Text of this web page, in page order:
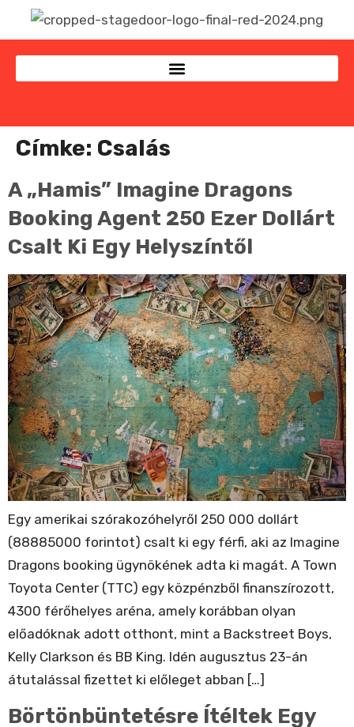
Címke: Csalás
A „hamis” Imagine Dragons
Booking Agent 250 Ezer Dollárt
Csalt Ki Egy Helyszíntől
Egy amerikai szórakozóhelyről 250 000 dollárt
(88885000 forintot) csalt ki egy férfi, aki az Imagine
Dragons booking ügynökének adta ki magát. A Town
Toyota Center (TTC) egy közpénzből finanszírozott,
4300 férőhelyes aréna, amely korábban olyan
előadóknak adott otthont, mint a Backstreet Boys,
Kelly Clarkson és BB King. Idén augusztus 23-án
átutalással fizettet ki előleget abban […]
Börtönbüntetésre Ítéltek Egy